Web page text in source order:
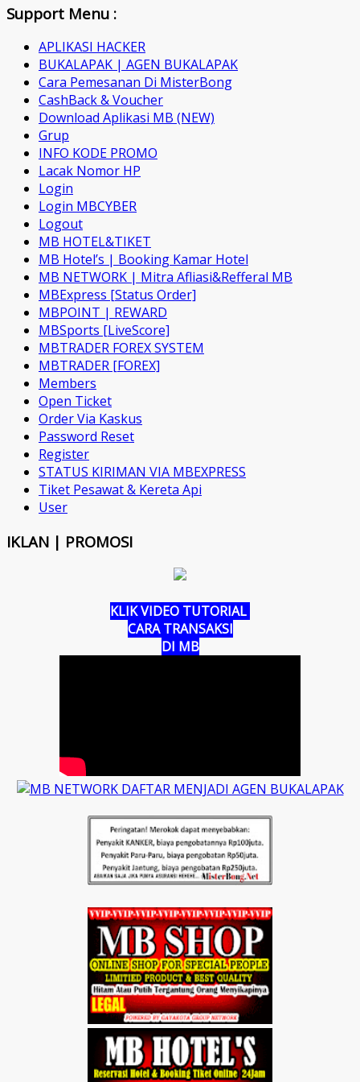
Support Menu :
APLIKASI HACKER
BUKALAPAK | AGEN BUKALAPAK
Cara Pemesanan Di MisterBong
CashBack & Voucher
Download Aplikasi MB (NEW)
Grup
INFO KODE PROMO
Lacak Nomor HP
Login
Login MBCYBER
Logout
MB HOTEL&TIKET
MB Hotel’s | Booking Kamar Hotel
MB NETWORK | Mitra Afliasi&Refferal MB
MBExpress [Status Order]
MBPOINT | REWARD
MBSports [LiveScore]
MBTRADER FOREX SYSTEM
MBTRADER [FOREX]
Members
Open Ticket
Order Via Kaskus
Password Reset
Register
STATUS KIRIMAN VIA MBEXPRESS
Tiket Pesawat & Kereta Api
User
IKLAN | PROMOSI
KLIK VIDEO TUTORIAL
CARA TRANSAKSI
DI MB